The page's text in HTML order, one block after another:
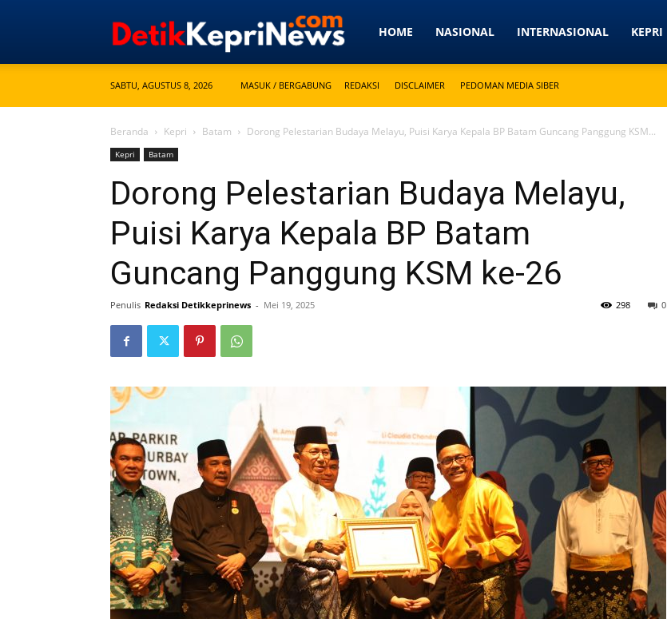
Detikkeprinews.com
HOME NASIONAL INTERNASIONAL KEPRI
SABTU, AGUSTUS 8, 2026 MASUK / BERGABUNG REDAKSI DISCLAIMER PEDOMAN MEDIA SIBER
Beranda Kepri Batam Dorong Pelestarian Budaya Melayu, Puisi Karya Kepala BP Batam Guncang Panggung KSM...
Kepri Batam
Dorong Pelestarian Budaya Melayu,
Puisi Karya Kepala BP Batam
Guncang Panggung KSM ke-26
Penulis Redaksi Detikkeprinews - Mei 19, 2025 0
298